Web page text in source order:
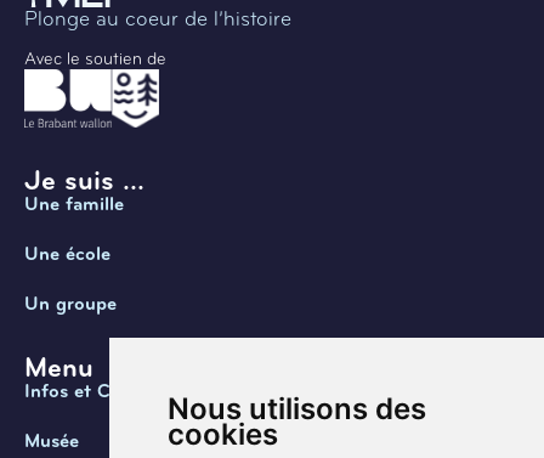
Nous utilisons des
cookies
Plonge au coeur de l’histoire
Avec le soutien de
Je suis ...
Une famille
Une école
Un groupe
Menu
Infos et Contact
Musée